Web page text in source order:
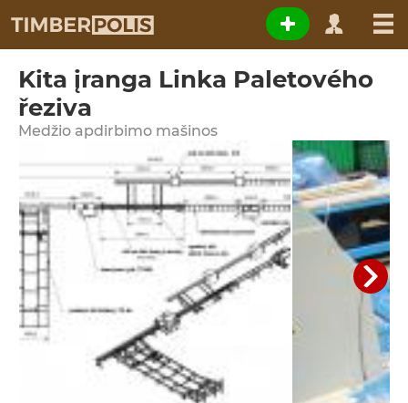
Kita įranga Linka Paletového
řeziva
Medžio apdirbimo mašinos